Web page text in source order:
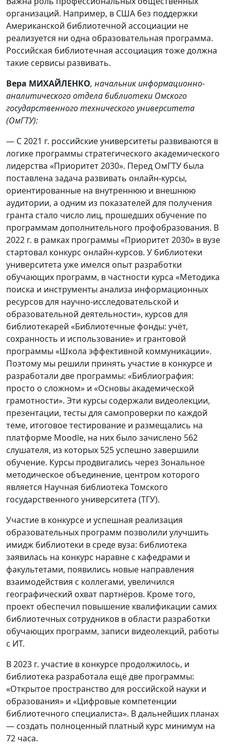
организаций. Например, в США без поддержки
Американской библиотечной ассоциации не
реализуется ни одна образовательная программа.
Российская библиотечная ассоциация тоже должна
такие сервисы развивать.
Вера МИХАЙЛЕНКО, начальник информационно-
аналитического отдела библиотеки Омского
государственного технического университета
(ОмГТУ):
— С 2021 г. российские университеты развиваются в
логике программы стратегического академического
лидерства «Приоритет 2030». Перед ОмГТУ была
поставлена задача развивать онлайн-курсы,
ориентированные на внутреннюю и внешнюю
аудитории, а одним из показателей для получения
гранта стало число лиц, прошедших обучение по
программам дополнительного профобразования. В
2022 г. в рамках программы «Приоритет 2030» в вузе
стартовал конкурс онлайн-курсов. У библиотеки
университета уже имелся опыт разработки
обучающих программ, в частности курса «Методика
поиска и инструменты анализа информационных
ресурсов для научно-исследовательской и
образовательной деятельности», курсов для
библиотекарей «Библиотечные фонды: учёт,
сохранность и использование» и грантовой
программы «Школа эффективной коммуникации».
Поэтому мы решили принять участие в конкурсе и
разработали две программы: «Библиография:
просто о сложном» и «Основы академической
грамотности». Эти курсы содержали видеолекции,
презентации, тесты для самопроверки по каждой
теме, итоговое тестирование и размещались на
платформе Moodle, на них было зачислено 562
слушателя, из которых 525 успешно завершили
обучение. Курсы продвигались через Зональное
методическое объединение, центром которого
является Научная библиотека Томского
государственного университета (ТГУ).
Участие в конкурсе и успешная реализация
образовательных программ позволили улучшить
имидж библиотеки в среде вуза: библиотека
заявилась на конкурс наравне с кафедрами и
факультетами, появились новые направления
взаимодействия с коллегами, увеличился
географический охват партнёров. Кроме того,
проект обеспечил повышение квалификации самих
библиотечных сотрудников в области разработки
обучающих программ, записи видеолекций, работы
с ИТ.
В 2023 г. участие в конкурсе продолжилось, и
библиотека разработала ещё две программы:
«Открытое пространство для российской науки и
образования» и «Цифровые компетенции
библиотечного специалиста». В дальнейших планах
— создать полноценный платный курс минимум на
72 часа.